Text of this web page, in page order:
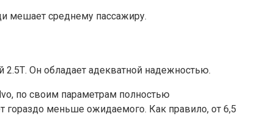
мешает среднему пассажиру.
Он обладает адекватной надежностью.
по своим параметрам полностью
меньше ожидаемого. Как правило, от 6,5